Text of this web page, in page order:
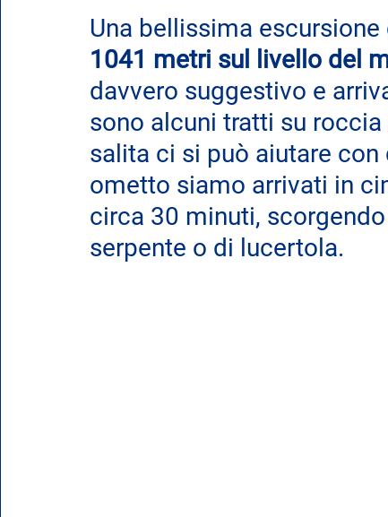
Una bellissima
1041 metri sul livello del
davvero suggestivo e
sono alcuni tratti su
salita ci si può aiutare
ometto siamo arrivati in
circa 30 minuti,
serpente o di lucertola.